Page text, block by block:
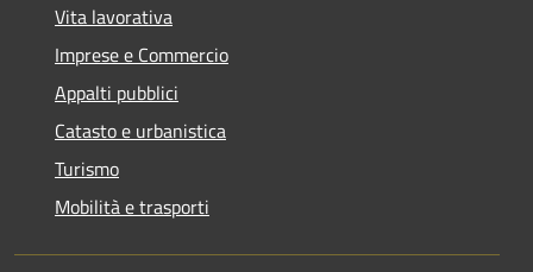
Vita lavorativa
Imprese e Commercio
Appalti pubblici
Catasto e urbanistica
Turismo
Mobilità e trasporti